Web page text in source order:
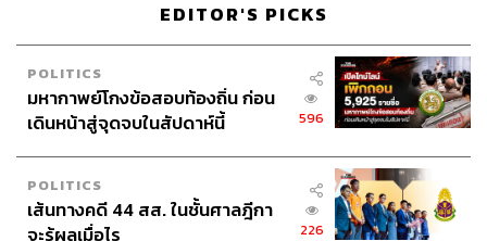
เศรษฐกิจมหภาค มากกว่าแนวที่เน้น revolutionary socialism
แบบผู้นำรุ่นเก่า รัฐบาลของนายกฯ เล มิญ ฮึงมีแนวโน้มให้
ความสำคัญกับการจัดการวิกฤตหนี้ และเฝ้าระวังไม่ให้เกิด
เศรษฐกิจฟองสบู่ Asset Bubble ควบคู่ไปกับการสร้างความ
เชื่อมั่นให้กับนักลงทุนต่างชาติ การยกระดับภาค
อุตสาหกรรมแบบยกเครื่อง เพื่อมุ่งสู่เศรษฐกิจแห่งอนาคต
ทิศทางของรัฐบาลใหม่เวียดนามจึงไม่ได้มุ่งเพียงแค่ตัวเลข
EDITOR'S PICKS
POLITICS
มหากาพย์โกงข้อสอบท้องถิ่น ก่อน
เดินหน้าสู่จุดจบในสัปดาห์นี้
596
POLITICS
เส้นทางคดี 44 สส. ในชั้นศาลฎีกา
จะรู้ผลเมื่อไร
226